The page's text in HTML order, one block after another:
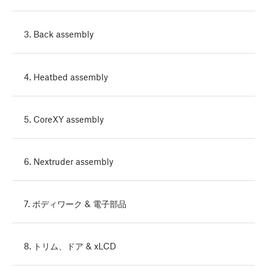
3. Back assembly
4. Heatbed assembly
5. CoreXY assembly
6. Nextruder assembly
7. ボディワーク & 電子部品
8. トリム、ドア & xLCD